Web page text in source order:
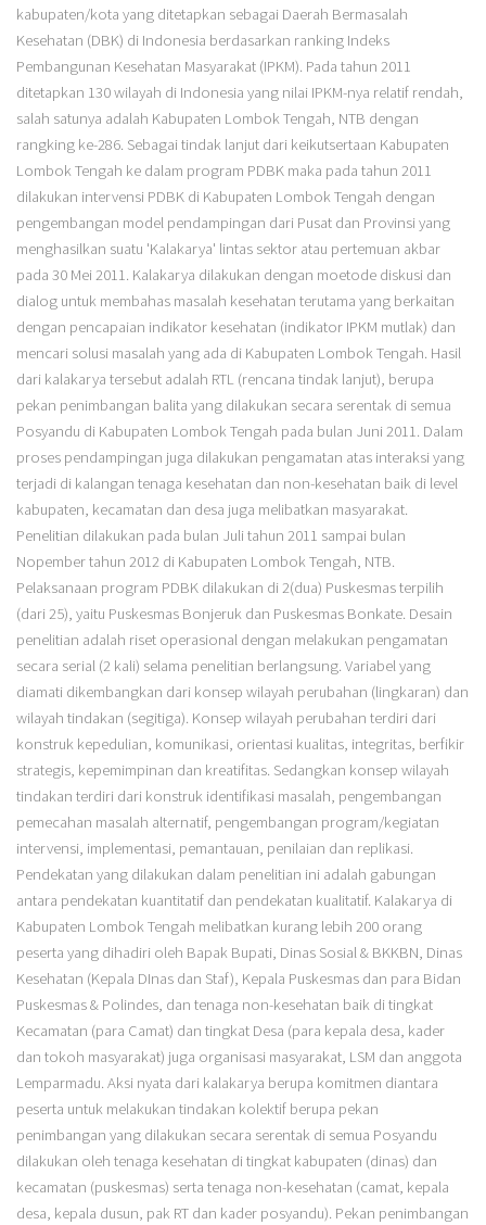
kabupaten/kota yang ditetapkan sebagai Daerah Bermasalah
Kesehatan (DBK) di Indonesia berdasarkan ranking Indeks
Pembangunan Kesehatan Masyarakat (IPKM). Pada tahun 2011
ditetapkan 130 wilayah di Indonesia yang nilai IPKM-nya relatif rendah,
salah satunya adalah Kabupaten Lombok Tengah, NTB dengan
rangking ke-286. Sebagai tindak lanjut dari keikutsertaan Kabupaten
Lombok Tengah ke dalam program PDBK maka pada tahun 2011
dilakukan intervensi PDBK di Kabupaten Lombok Tengah dengan
pengembangan model pendampingan dari Pusat dan Provinsi yang
menghasilkan suatu 'Kalakarya' lintas sektor atau pertemuan akbar
pada 30 Mei 2011. Kalakarya dilakukan dengan moetode diskusi dan
dialog untuk membahas masalah kesehatan terutama yang berkaitan
dengan pencapaian indikator kesehatan (indikator IPKM mutlak) dan
mencari solusi masalah yang ada di Kabupaten Lombok Tengah. Hasil
dari kalakarya tersebut adalah RTL (rencana tindak lanjut), berupa
pekan penimbangan balita yang dilakukan secara serentak di semua
Posyandu di Kabupaten Lombok Tengah pada bulan Juni 2011. Dalam
proses pendampingan juga dilakukan pengamatan atas interaksi yang
terjadi di kalangan tenaga kesehatan dan non-kesehatan baik di level
kabupaten, kecamatan dan desa juga melibatkan masyarakat.
Penelitian dilakukan pada bulan Juli tahun 2011 sampai bulan
Nopember tahun 2012 di Kabupaten Lombok Tengah, NTB.
Pelaksanaan program PDBK dilakukan di 2(dua) Puskesmas terpilih
(dari 25), yaitu Puskesmas Bonjeruk dan Puskesmas Bonkate. Desain
penelitian adalah riset operasional dengan melakukan pengamatan
secara serial (2 kali) selama penelitian berlangsung. Variabel yang
diamati dikembangkan dari konsep wilayah perubahan (lingkaran) dan
wilayah tindakan (segitiga). Konsep wilayah perubahan terdiri dari
konstruk kepedulian, komunikasi, orientasi kualitas, integritas, berfikir
strategis, kepemimpinan dan kreatifitas. Sedangkan konsep wilayah
tindakan terdiri dari konstruk identifikasi masalah, pengembangan
pemecahan masalah alternatif, pengembangan program/kegiatan
intervensi, implementasi, pemantauan, penilaian dan replikasi.
Pendekatan yang dilakukan dalam penelitian ini adalah gabungan
antara pendekatan kuantitatif dan pendekatan kualitatif. Kalakarya di
Kabupaten Lombok Tengah melibatkan kurang lebih 200 orang
peserta yang dihadiri oleh Bapak Bupati, Dinas Sosial & BKKBN, Dinas
Kesehatan (Kepala DInas dan Staf), Kepala Puskesmas dan para Bidan
Puskesmas & Polindes, dan tenaga non-kesehatan baik di tingkat
Kecamatan (para Camat) dan tingkat Desa (para kepala desa, kader
dan tokoh masyarakat) juga organisasi masyarakat, LSM dan anggota
Lemparmadu. Aksi nyata dari kalakarya berupa komitmen diantara
peserta untuk melakukan tindakan kolektif berupa pekan
penimbangan yang dilakukan secara serentak di semua Posyandu
dilakukan oleh tenaga kesehatan di tingkat kabupaten (dinas) dan
kecamatan (puskesmas) serta tenaga non-kesehatan (camat, kepala
desa, kepala dusun, pak RT dan kader posyandu). Pekan penimbangan